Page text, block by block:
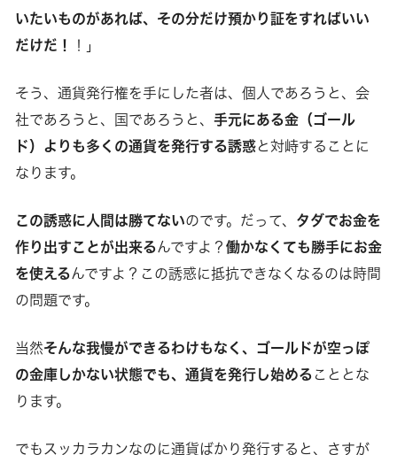
いたいものがあれば、その分だけ預かり証をすればいい
だけだ！
！」
そう、通貨発行権を手にした者は、個人であろうと、会
社であろうと、国であろうと、 手元にある金（ゴール
ド）よりも多くの通貨を発行する誘惑と対峙することに
なります。
この誘惑に人間は勝てないのです。だって、 タダでお金を
作り出すことが出来るんですよ？ 働かなくても勝手にお金
を使えるんですよ？この誘惑に抵抗できなくなるのは時間
の問題です。
当然そんな我慢ができるわけもなく、ゴールドが空っぽ
の金庫しかない状態でも、通貨を発行し始める こととな
ります。
でもスッカラカンなのに通貨ばかり発行すると、さすが